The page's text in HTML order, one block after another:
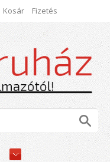
Kosár Fizetés